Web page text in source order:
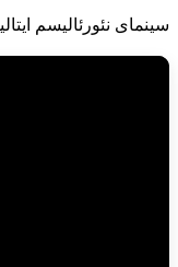
سینمای نئورئالیسم